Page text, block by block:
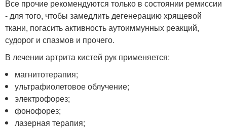
Все прочие рекомендуются только в состоянии ремиссии
- для того, чтобы замедлить дегенерацию хрящевой
ткани, погасить активность аутоиммунных реакций,
судорог и спазмов и прочего.
В лечении артрита кистей рук применяется:
магнитотерапия;
ультрафиолетовое облучение;
электрофорез;
фонофорез;
лазерная терапия;